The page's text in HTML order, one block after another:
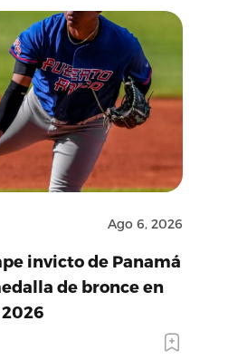
Ago 6, 2026
invicto de Panamá
de bronce en